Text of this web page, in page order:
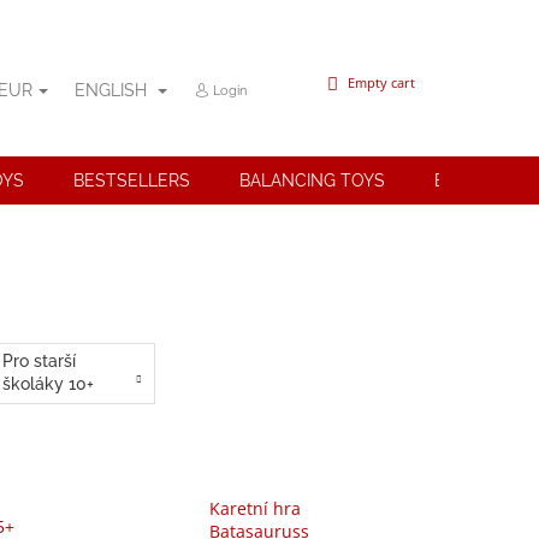
ENGLISH Login
SHOPPING
Empty cart
BESTSELLERS BALANCING TOYS BRANDS
Pro starší
školáky 10+
Karetní hra
Batasauruss